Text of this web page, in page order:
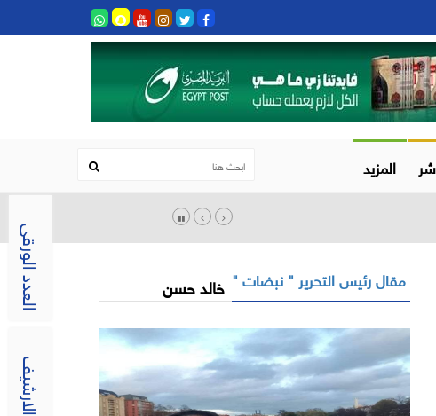
العدد الورقى
الارشيف
المزيد
مقال رئيس التحرير " نبضات " خالد حسن